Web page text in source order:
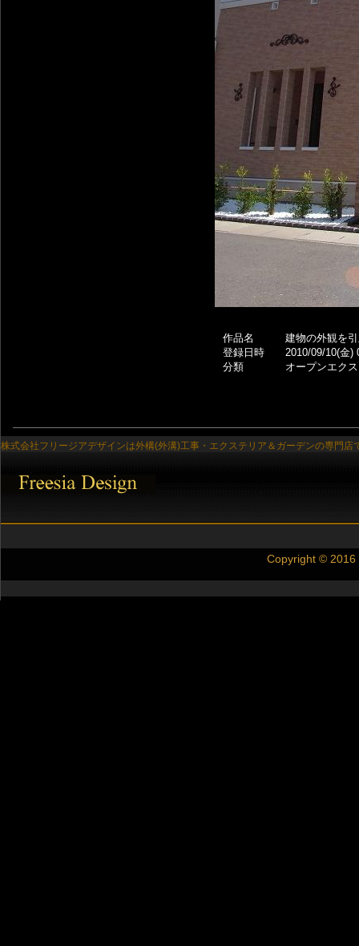
作品名
建物の外観を
登録日時
2010/09/10(金)
分類
オープンエク